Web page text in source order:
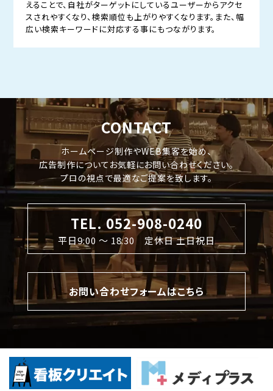
えることで、自社がターゲットにしているユーザーからアクセ
スされやすくなり、検索順位も上がりやすくなります。また、幅
広い検索キーワードに対応する事にもつながります。
CONTACT
ホームページ制作やWEB集客を始め、
広告制作についてお気軽にお問い合わせください。
プロの視点で最適なご提案を致します。
TEL. 052-908-0240
平日9:00 〜 18:30 定休日 土日祝日
お問い合わせフォームはこちら